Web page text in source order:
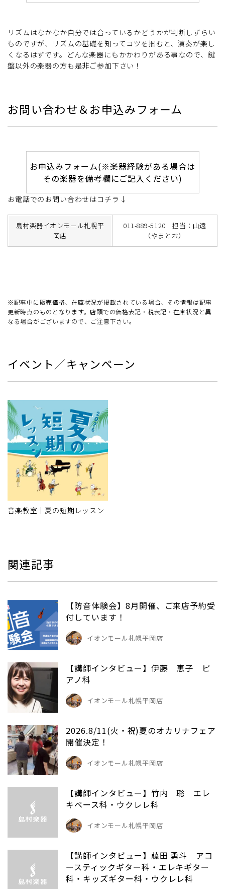
リズムはなかなか自分では合っているかどうかが判断しずらい
ものですが、リズムの基礎を知ってコツを掴むと、演奏が楽し
くなるはずです。どんな楽器にもかかわりがある事なので、鍵
盤以外の楽器の方も是非ご参加下さい！
お問い合わせ＆お申込みフォーム
お申込みフォーム(※楽器経験がある場合は
その楽器を備考欄にご記入ください)
お電話でのお問い合わせはコチラ↓
島村楽器イオンモール札幌平
岡店
011-889-5120 担当：山遠
（やまとお）
※記事中に販売価格、在庫状況が掲載されている場合、その情報は記事
更新時点のものとなります。店頭での価格表記・税表記・在庫状況と異
なる場合がございますので、ご注意下さい。
イベント／キャンペーン
音楽教室｜夏の短期レッスン
関連記事
【防音体験会】8月開催、ご来店予約受
付しています！
イオンモール札幌平岡店
【講師インタビュー】伊藤 恵子 ピ
アノ科
イオンモール札幌平岡店
2026.8/11(火・祝)夏のオカリナフェア
開催決定！
イオンモール札幌平岡店
【講師インタビュー】竹内 聡 エレ
キベース科・ウクレレ科
イオンモール札幌平岡店
【講師インタビュー】藤田 勇斗 アコ
ースティックギター科・エレキギター
科・キッズギター科・ウクレレ科